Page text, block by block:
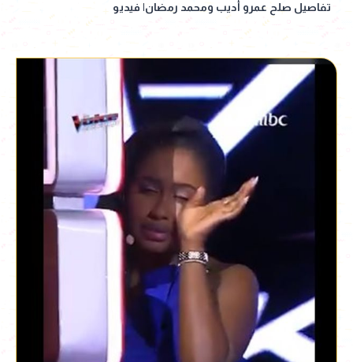
تفاصيل صلح عمرو أديب ومحمد رمضان| فيديو